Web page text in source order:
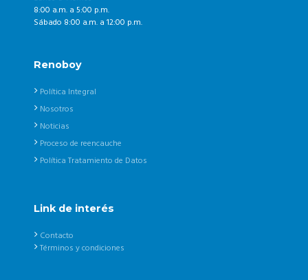
8:00 a.m. a 5:00 p.m.
Sábado 8:00 a.m. a 12:00 p.m.
Renoboy
Política Integral
Nosotros
Noticias
Proceso de reencauche
Política Tratamiento de Datos
Link de interés
Contacto
Términos y condiciones